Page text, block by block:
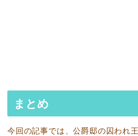
まとめ
今回の記事では、公爵邸の囚われ